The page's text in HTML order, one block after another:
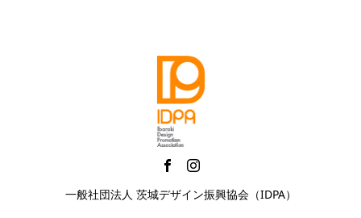
一般社団法人 茨城デザイン振興協会（IDPA）